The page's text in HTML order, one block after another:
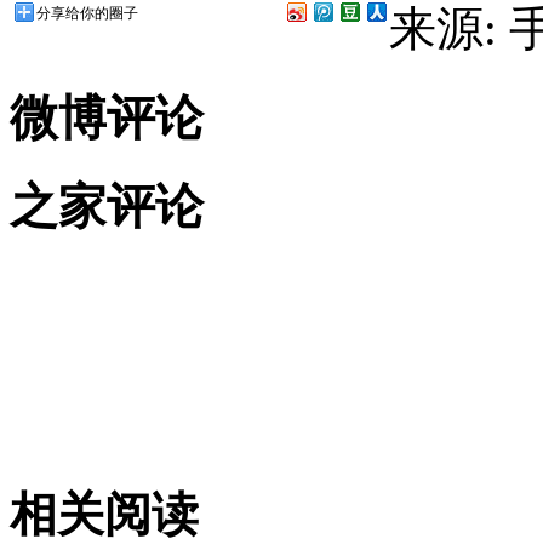
分享给你的圈子 来源:
微博评论
之家评论
相关阅读